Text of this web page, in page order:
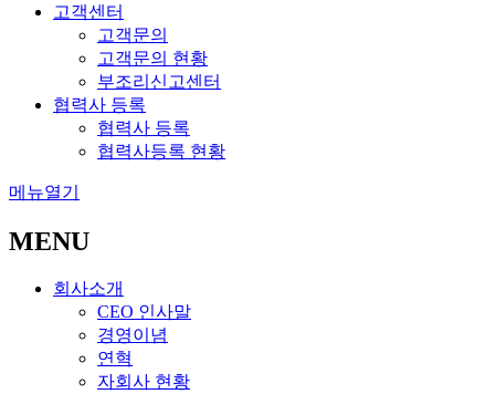
고객센터
고객문의
고객문의 현황
부조리신고센터
협력사 등록
협력사 등록
협력사등록 현황
메뉴열기
MENU
회사소개
CEO 인사말
경영이념
연혁
자회사 현황